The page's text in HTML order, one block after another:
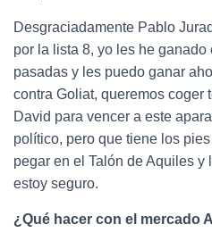
Desgraciadamente Pablo
por la lista 8, yo les he
pasadas y les puedo ganar
contra Goliat, queremos coger
David para vencer a este
político, pero que tiene los
pegar en el Talón de Aquiles y
estoy seguro.
¿Qué hacer con el mercado